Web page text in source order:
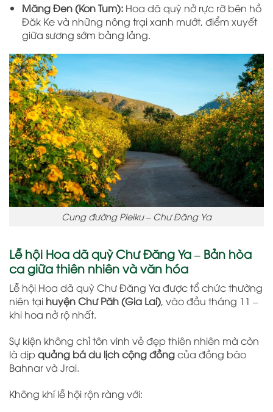
Măng Đen (Kon Tum):Hoa dã quỳ nở rực rỡ bên hồ
Đăk Ke và những nông trại xanh mướt, điểm xuyết
giữa sương sớm bảng lảng.
Cung đường Pleiku – Chư Đăng Ya
Lễ hội Hoa dã quỳ Chư Đăng Ya – Bản hòa
ca giữa thiên nhiên và văn hóa
Lễ hội Hoa dã quỳ Chư Đăng Ya được tổ chức thường
niên tại huyện Chư Păh (Gia Lai), vào đầu tháng 11 –
khi hoa nở rộ nhất.
Sự kiện không chỉ tôn vinh vẻ đẹp thiên nhiên mà còn
là dịpquảng bá du lịch cộng đồngcủa đồng bào
Bahnar và Jrai.
Không khí lễ hội rộn ràng với: